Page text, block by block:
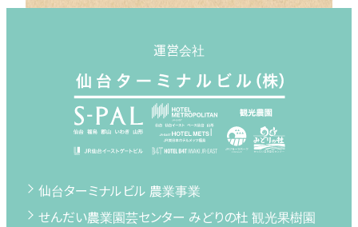
運営会社
仙台ターミナルビル 農業事業
せんだい農業園芸センター みどりの杜 観光果樹園